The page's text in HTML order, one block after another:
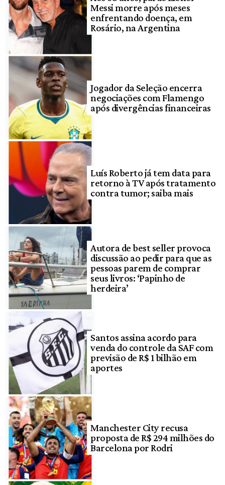
Messi morre após meses
enfrentando doença, em
Rosário, na Argentina
Jogador da Seleção encerra
negociações com Flamengo
após divergências financeiras
Luís Roberto já tem data para
retorno à TV após tratamento
contra tumor; saiba mais
Autora de best seller provoca
discussão ao pedir para que as
pessoas parem de comprar
seus livros: ‘Papinho de
herdeira’
Santos assina acordo para
venda do controle da SAF com
previsão de R$ 1 bilhão em
aportes
Manchester City recusa
proposta de R$ 294 milhões do
Barcelona por Rodri